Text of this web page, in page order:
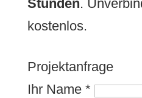
Stunden.
kostenlos.
Projektanfrage
Ihr Name *